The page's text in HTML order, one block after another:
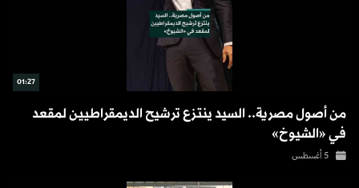
01:27
من أصول مصرية.. السيد ينتزع ترشيح الديمقراطيين لمقعد
في «الشيوخ»
5 أغسطس